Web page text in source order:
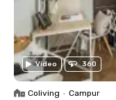
Video 360
Coliving • Campur